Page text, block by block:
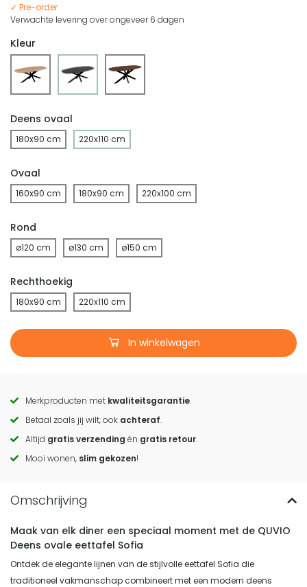
✓ Pre-order
Verwachte levering over ongeveer 6 dagen
Kleur
Deens ovaal
180x90 cm 220x110 cm
Ovaal
160x90 cm 180x90 cm 220x100 cm
Rond
ø120 cm ø130 cm ø150 cm
Rechthoekig
180x90 cm 220x110 cm
In winkelwagen
Call
to
actions
Merkproducten met kwaliteitsgarantie.
Betaal zoals jij wilt, ook achteraf.
Altijd gratis verzending én gratis retour.
Mooi wonen, slim gekozen!
Maak van elk diner een speciaal moment met de QUVIO
Deens ovale eettafel Sofia
Ontdek de elegante lijnen van de stijlvolle eettafel Sofia die
traditioneel vakmanschap combineert met een modern deens